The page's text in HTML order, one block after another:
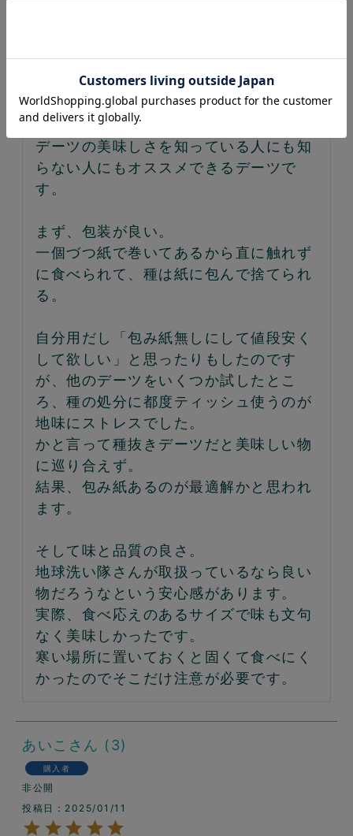
2025/02/12
デーツの美味しさを知っている人にも知
らない人にもオススメできるデーツで
す。
まず、包装が良い。
一個づつ紙で巻いてあるから直に触れず
に食べられて、種は紙に包んで捨てられ
る。
自分用だし「包み紙無しにして値段安く
して欲しい」と思ったりもしたのです
が、他のデーツをいくつか試したとこ
ろ、種の処分に都度ティッシュ使うのが
地味にストレスでした。
かと言って種抜きデーツだと美味しい物
に巡り合えず。
結果、包み紙あるのが最適解かと思われ
ます。
そして味と品質の良さ。
地球洗い隊さんが取扱っているなら良い
物だろうなという安心感があります。
実際、食べ応えのあるサイズで味も文句
なく美味しかったです。
寒い場所に置いておくと固くて食べにく
かったのでそこだけ注意が必要です。
あいこ 3
購入者
非公開
投稿日
2025/01/11